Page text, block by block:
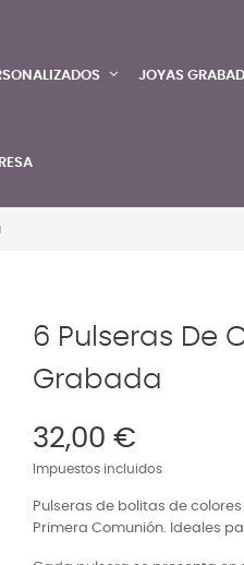
JOYAS
6 Pulseras De
Grabada
32,00 €
Impuestos incluidos
Pulseras de bolitas de
Primera Comunión. Ideales